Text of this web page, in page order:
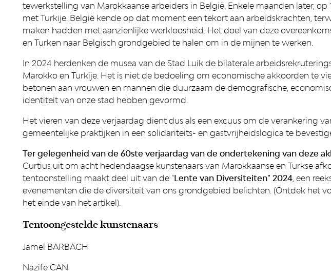
tewerkstelling van Marokkaanse arbeiders in België. Enkele maanden later, op
met Turkije. België kende op dat moment een tekort aan arbeidskrachten,
maken hadden met aanzienlijke werkloosheid. Het doel van deze
en Turken naar Belgisch grondgebied te halen om in de mijnen te werken.
In 2024 herdenken de musea van de Stad Luik de bilaterale
Marokko en Turkije. Het is niet de bedoeling om economische akkoorden te
betonen aan vrouwen en mannen die duurzaam de demografische,
identiteit van onze stad hebben gevormd.
Het vieren van deze verjaardag dient dus als een excuus om de verankering
gemeentelijke praktijken in een solidariteits- en gastvrijheidslogica te
Ter gelegenheid van de 60ste verjaardag van de ondertekening van deze
Curtius uit om acht hedendaagse kunstenaars van Marokkaanse en Turkse
tentoonstelling maakt deel uit van de "Lente van Diversiteiten" 2024, een
evenementen die de diversiteit van ons grondgebied belichten. (Ontdek het
het einde van het artikel).
Tentoongestelde kunstenaars
Jamel BARBACH
Nazife CAN